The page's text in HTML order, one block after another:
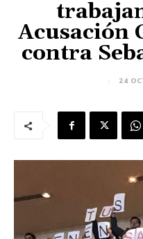
Acusación
contra
24